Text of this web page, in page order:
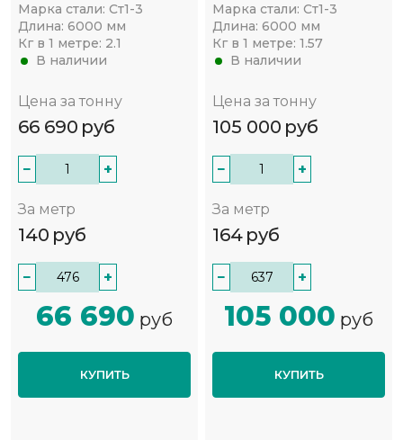
Марка стали: Ст1-3
Длина: 6000 мм
Кг в 1 метре: 2.1
В наличии
Цена за тонну
66 690 руб
− +
За метр
140 руб
− +
66 690 руб
КУПИТЬ
Марка стали: Ст1-3
Длина: 6000 мм
Кг в 1 метре: 1.57
В наличии
Цена за тонну
105 000 руб
− +
За метр
164 руб
− +
105 000 руб
КУПИТЬ